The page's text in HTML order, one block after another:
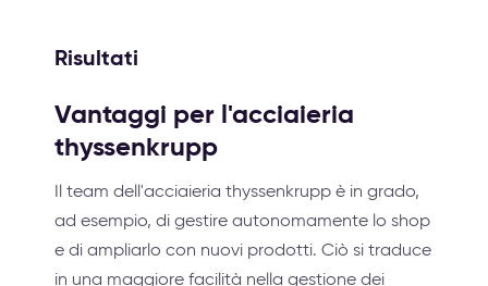
Risultati
Vantaggi per l'acciaieria
thyssenkrupp
Il team dell'acciaieria thyssenkrupp è in grado,
ad esempio, di gestire autonomamente lo shop
e di ampliarlo con nuovi prodotti. Ciò si traduce
in una maggiore facilità nella gestione dei